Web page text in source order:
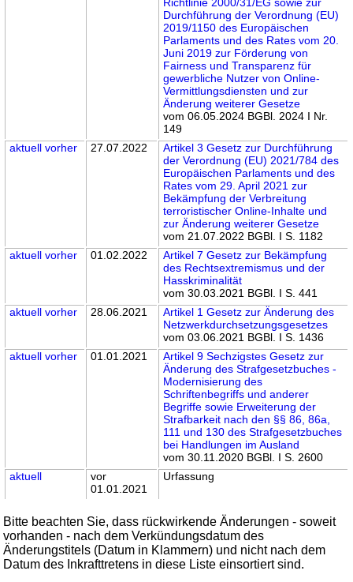
Durchführung der Verordnung (EU)
2019/1150 des Europäischen
Parlaments und des Rates vom 20.
Juni 2019 zur Förderung von
Fairness und Transparenz für
gewerbliche Nutzer von Online-
Vermittlungsdiensten und zur
Änderung weiterer Gesetze
vom 06.05.2024 BGBl. 2024 I Nr.
149
aktuell vorher 27.07.2022
Artikel 3 Gesetz zur Durchführung
der Verordnung (EU) 2021/784 des
Europäischen Parlaments und des
Rates vom 29. April 2021 zur
Bekämpfung der Verbreitung
terroristischer Online-Inhalte und
zur Änderung weiterer Gesetze
vom 21.07.2022 BGBl. I S. 1182
aktuell vorher 01.02.2022
Artikel 7 Gesetz zur Bekämpfung
des Rechtsextremismus und der
Hasskriminalität
vom 30.03.2021 BGBl. I S. 441
aktuell vorher 28.06.2021
Artikel 1 Gesetz zur Änderung des
Netzwerkdurchsetzungsgesetzes
vom 03.06.2021 BGBl. I S. 1436
aktuell vorher 01.01.2021
Artikel 9 Sechzigstes Gesetz zur
Änderung des Strafgesetzbuches -
Modernisierung des
Schriftenbegriffs und anderer
Begriffe sowie Erweiterung der
Strafbarkeit nach den §§ 86, 86a,
111 und 130 des Strafgesetzbuches
bei Handlungen im Ausland
vom 30.11.2020 BGBl. I S. 2600
aktuell
vor
01.01.2021
Urfassung
Bitte beachten Sie, dass rückwirkende Änderungen - soweit
vorhanden - nach dem Verkündungsdatum des
Änderungstitels (Datum in Klammern) und nicht nach dem
Datum des Inkrafttretens in diese Liste einsortiert sind.